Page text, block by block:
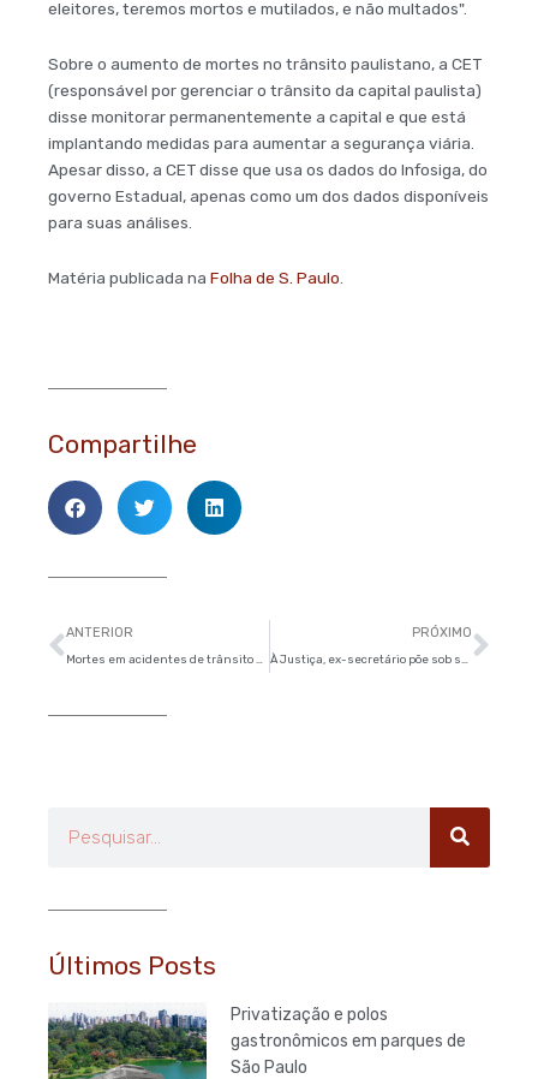
eleitores, teremos mortos e mutilados, e não multados".
Sobre o aumento de mortes no trânsito paulistano, a CET
(responsável por gerenciar o trânsito da capital paulista)
disse monitorar permanentemente a capital e que está
implantando medidas para aumentar a segurança viária.
Apesar disso, a CET disse que usa os dados do Infosiga, do
governo Estadual, apenas como um dos dados disponíveis
para suas análises.
Matéria publicada na Folha de S. Paulo
Compartilhe
Anterior
ANTERIOR PRÓXIMO
Últimos Posts
Privatização e polos
gastronômicos em parques de
São Paulo